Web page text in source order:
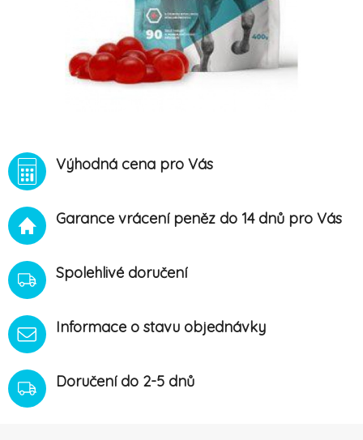
Výhodná cena pro Vás
Garance vrácení peněz do 14 dnů pro Vás
Spolehlivé doručení
Informace o stavu objednávky
Doručení do 2-5 dnů